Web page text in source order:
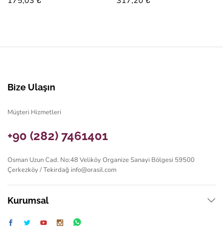
Bize Ulaşın
Müşteri Hizmetleri
+90 (282) 7461401
Osman Uzun Cad. No:48 Veliköy Organize Sanayi Bölgesi 59500
Çerkezköy / Tekirdağ info@orasil.com
Kurumsal